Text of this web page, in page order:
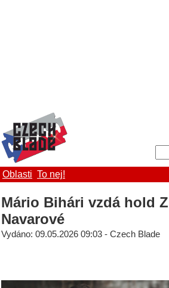
Oblasti To nej!
Mário Bihári vzdá hold
Navarové
Vydáno: 09.05.2026 09:03 - Czech Blade